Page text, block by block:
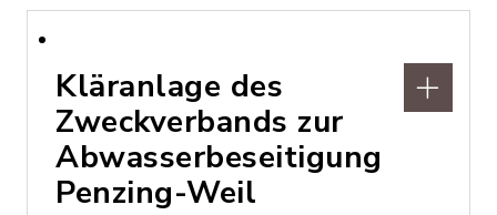
Kläranlage des
Zweckverbands zur
Abwasserbeseitigung
Penzing-Weil